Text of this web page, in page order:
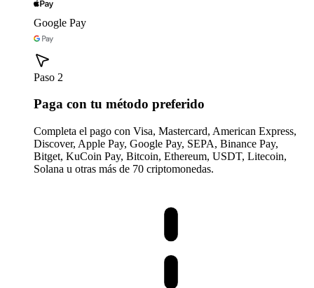
Google Pay
Paso 2
Paga con tu método preferido
Completa el pago con Visa, Mastercard, American Express,
Discover, Apple Pay, Google Pay, SEPA, Binance Pay,
Bitget, KuCoin Pay, Bitcoin, Ethereum, USDT, Litecoin,
Solana u otras más de 70 criptomonedas.